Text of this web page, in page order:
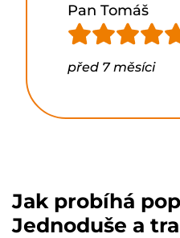
Pan Tomáš
před 7 měsíci
Jak probíhá
Jednoduše a